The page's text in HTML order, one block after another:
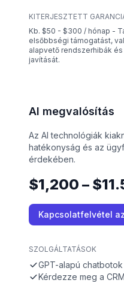
KITERJESZTETT
Kb. $50 - $300 / hónap -
elsőbbségi támogatást,
alapvető rendszerhibák
javítását.
AI megvalósítás
Az AI technológiák
hatékonyság és az
érdekében.
$1,200 –
Kapcsolatfelvétel
SZOLGÁLTATÁSOK
GPT-alapú chatbotok
Kérdezze meg a